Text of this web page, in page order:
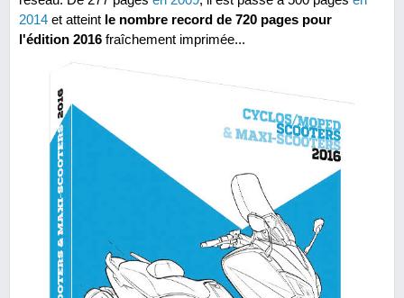
2014 et atteint le nombre record de 720 pages pour
l'édition 2016 fraîchement imprimée...